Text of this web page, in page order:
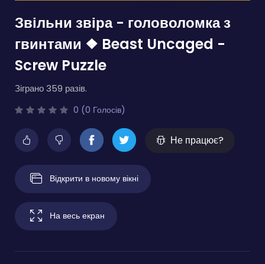
Звільни звіра - головоломка з
гвинтами ❖ Beast Uncaged -
Screw Puzzle
Зіграно 359 разів.
0 (0 Голосів)
Не працює?
Відкрити в новому вікні
На весь екран